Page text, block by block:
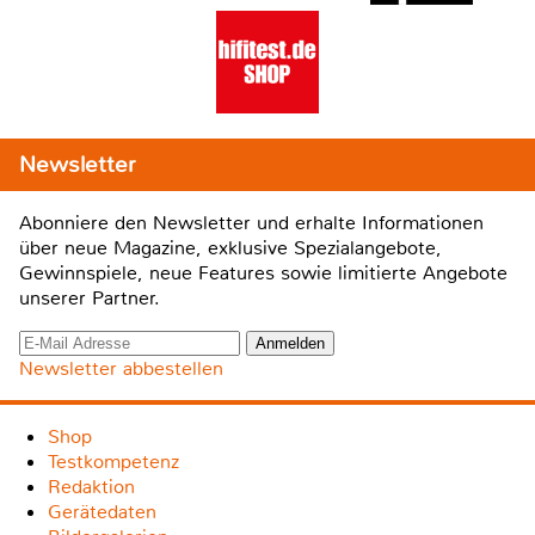
Newsletter
Abonniere den Newsletter und erhalte Informationen
über neue Magazine, exklusive Spezialangebote,
Gewinnspiele, neue Features sowie limitierte Angebote
unserer Partner.
Newsletter abbestellen
Shop
Testkompetenz
Redaktion
Gerätedaten